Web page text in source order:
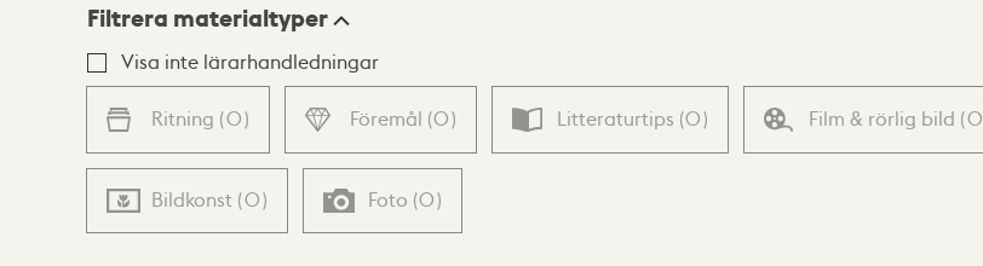
Lista Karta
Filtrera materialtyper
Visa inte lärarhandledningar
Ritning (0) Föremål (0) Litteraturtips (0) Film & rörlig bild (0
Bildkonst (0) Foto (0)